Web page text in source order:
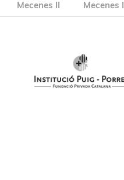
Mecenes II Mecenes